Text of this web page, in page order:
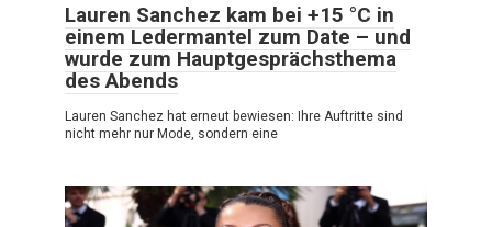
Lauren Sanchez kam bei +15 °C in
einem Ledermantel zum Date – und
wurde zum Hauptgesprächsthema
des Abends
Lauren Sanchez hat erneut bewiesen: Ihre Auftritte sind
nicht mehr nur Mode, sondern eine